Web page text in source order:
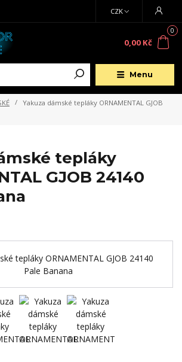
Menu
CZK
0
0,00 Kč
Yakuza dámské tepláky ORNAMENTAL GJOB
tepláky
GJOB 24140